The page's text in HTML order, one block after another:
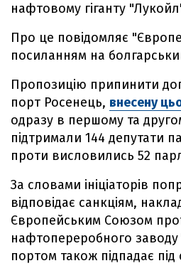
нафтовому гіганту
Про це повідомляє
посиланням на
Пропозицію припинити
порт Росенець, внесену
одразу в першому та
підтримали 144 депутати
проти висловились 52
За словами ініціаторів
відповідає санкціям,
Європейським Союзом
нафтопереробного
портом також підпадає під